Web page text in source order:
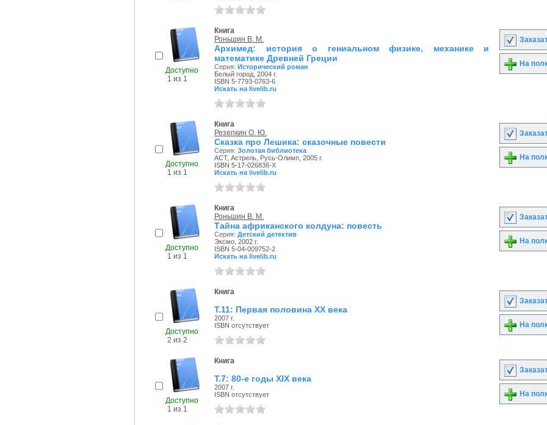
Доступно
1 из 1
Книга
Роньшин В. М.
Архимед: история о гениальном физике, механике и
математике Древней Греции
Серия: Исторический роман
Белый город, 2004 г.
ISBN 5-7793-0763-6
Искать на livelib.ru
На
Доступно
1 из 1
Книга
Резепкин О. Ю.
Сказка про Лешика: сказочные повести
Серия: Золотая библиотека
АСТ, Астрель, Русь-Олимп, 2005 г.
ISBN 5-17-026836-X
Искать на livelib.ru
На
Доступно
1 из 1
Книга
Роньшин В. М.
Тайна африканского колдуна: повесть
Серия: Детский детектив
Эксмо, 2002 г.
ISBN 5-04-009752-2
Искать на livelib.ru
На
Доступно
2 из 2
Книга
Т.11: Первая половина XX века
2007 г.
ISBN отсутствует
На
Доступно
1 из 1
Книга
Т.7: 80-е годы XIX века
2007 г.
ISBN отсутствует
На